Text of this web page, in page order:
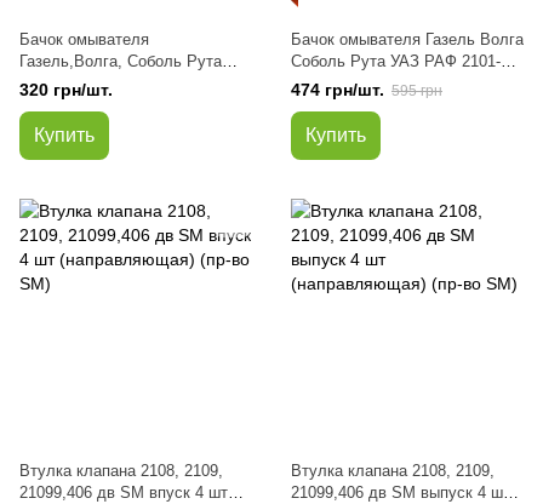
Бачок омывателя
Газель,Волга, Соболь Рута
увелич объема УАЗ ГАЗ,ВАЗ
2101-21213 под 1 моторчик 5л
(пр-во Мастер-М)
320 грн/шт.
Купить
Бачок омывателя Газель Волга
Соболь Рута УАЗ РАФ 2101-
21213 (под 1 мот. 5л) в сборе с
электронасосом 12В
(заменитель)
474 грн/шт. 595 грн
Купить
Втулка клапана 2108, 2109,
21099,406 дв SM впуск 4 шт
Втулка клапана 2108, 2109,
21099,406 дв SM выпуск 4 шт